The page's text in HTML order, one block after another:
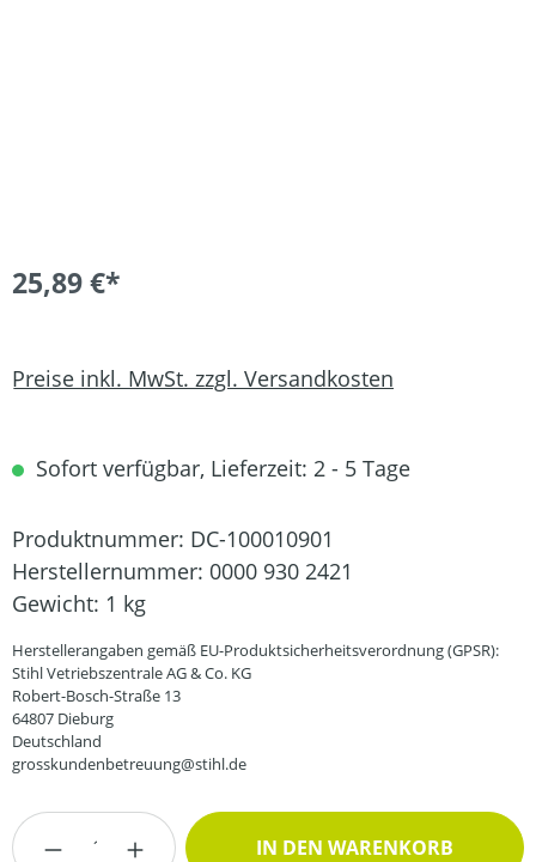
25,89 €*
Preise inkl. MwSt. zzgl. Versandkosten
Sofort verfügbar, Lieferzeit: 2 - 5 Tage
Produktnummer: DC-100010901
Herstellernummer: 0000 930 2421
Gewicht: 1 kg
Herstellerangaben gemäß EU-Produktsicherheitsverordnung (GPSR):
Stihl Vetriebszentrale AG & Co. KG
Robert-Bosch-Straße 13
64807 Dieburg
Deutschland
grosskundenbetreuung@stihl.de
Produkt Anzahl: Gib den gewünschten
IN DEN WARENKORB